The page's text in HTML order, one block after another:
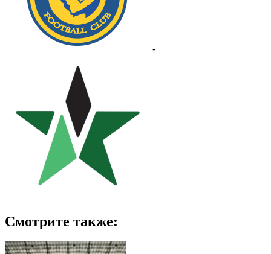
-
Смотрите также: